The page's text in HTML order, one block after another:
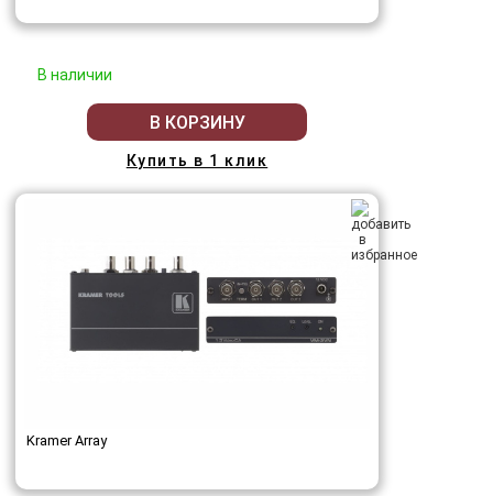
В наличии
В КОРЗИНУ
Купить в 1 клик
Kramer Array